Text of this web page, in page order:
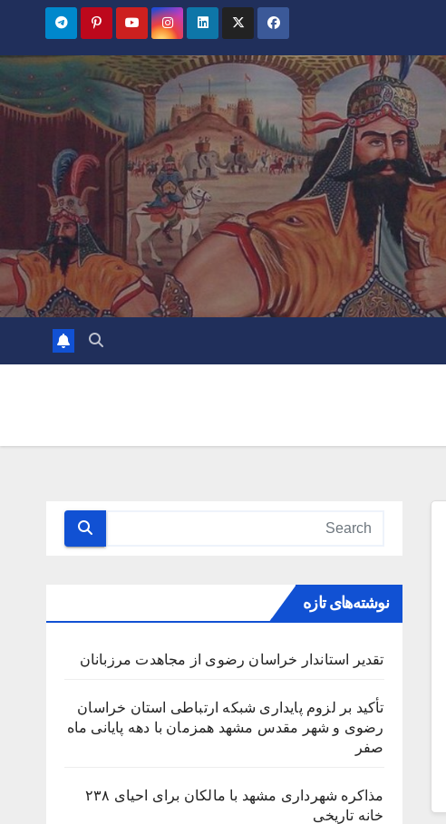
نوشته‌های تازه
تقدیر استاندار خراسان رضوی از مجاهدت مرزبانان
تأکید بر لزوم پایداری شبکه ارتباطی استان خراسان
رضوی و شهر مقدس مشهد همزمان با دهه پایانی ماه
صفر
مذاکره شهرداری مشهد با مالکان برای احیای ۲۳۸
خانه تاریخی